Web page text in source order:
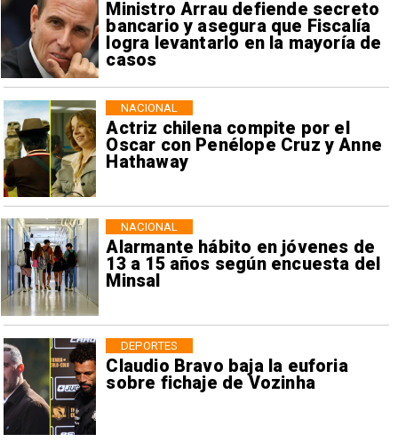
Ministro Arrau defiende secreto
bancario y asegura que Fiscalía
logra levantarlo en la mayoría de
casos
Actriz chilena compite por el
Oscar con Penélope Cruz y Anne
Hathaway
NACIONAL
Alarmante hábito en jóvenes de
13 a 15 años según encuesta del
Minsal
NACIONAL
Claudio Bravo baja la euforia
sobre fichaje de Vozinha
DEPORTES